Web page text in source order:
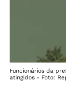
Funcionários da
atingidos - Foto: